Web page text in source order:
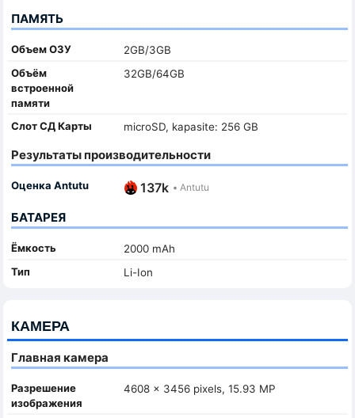
ПАМЯТЬ
Объем ОЗУ
2GB/3GB
Объём
встроенной
памяти
32GB/64GB
Слот СД Карты microSD, kapasite: 256 GB
Результаты производительности
Оценка Antutu 137k • Antutu
БАТАРЕЯ
Ёмкость
2000 mAh
Тип
Li-Ion
КАМЕРА
Главная камера
Разрешение
изображения
4608 x 3456 pixels, 15.93 MP